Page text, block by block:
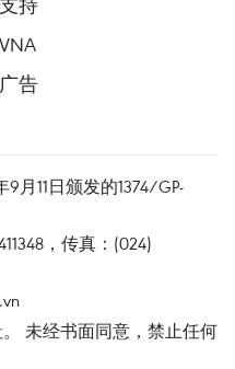
支持
VNA
广告
月11日颁发的1374/GP-
，传真：(024)
未经书面同意，禁止任何